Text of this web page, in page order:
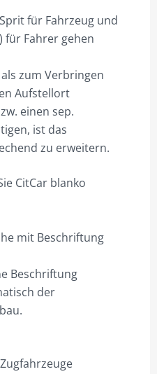
für Fahrzeug und
für Fahrer gehen
zum Verbringen
Aufstellort
einen sep.
ist das
zu erweitern.
CitCar blanko
mit Beschriftung
Beschriftung
der